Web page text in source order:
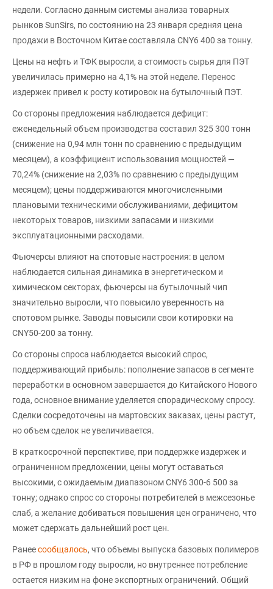
недели. Согласно данным системы анализа товарных
рынков SunSirs, по состоянию на 23 января средняя цена
продажи в Восточном Китае составляла CNY6 400 за тонну.
Цены на нефть и ТФК выросли, а стоимость сырья для ПЭТ
увеличилась примерно на 4,1% на этой неделе. Перенос
издержек привел к росту котировок на бутылочный ПЭТ.
Со стороны предложения наблюдается дефицит:
еженедельный объем производства составил 325 300 тонн
(снижение на 0,94 млн тонн по сравнению с предыдущим
месяцем), а коэффициент использования мощностей —
70,24% (снижение на 2,03% по сравнению с предыдущим
месяцем); цены поддерживаются многочисленными
плановыми техническими обслуживаниями, дефицитом
некоторых товаров, низкими запасами и низкими
эксплуатационными расходами.
Фьючерсы влияют на спотовые настроения: в целом
наблюдается сильная динамика в энергетическом и
химическом секторах, фьючерсы на бутылочный чип
значительно выросли, что повысило уверенность на
спотовом рынке. Заводы повысили свои котировки на
CNY50-200 за тонну.
Со стороны спроса наблюдается высокий спрос,
поддерживающий прибыль: пополнение запасов в сегменте
переработки в основном завершается до Китайского Нового
года, основное внимание уделяется спорадическому спросу.
Сделки сосредоточены на мартовских заказах, цены растут,
но объем сделок не увеличивается.
В краткосрочной перспективе, при поддержке издержек и
ограниченном предложении, цены могут оставаться
высокими, с ожидаемым диапазоном CNY6 300-6 500 за
тонну; однако спрос со стороны потребителей в межсезонье
слаб, а желание добиваться повышения цен ограничено, что
может сдержать дальнейший рост цен.
Ранеесообщалось, что объемы выпуска базовых полимеров
в РФ в прошлом году выросли, но внутреннее потребление
остается низким на фоне экспортных ограничений. Общий